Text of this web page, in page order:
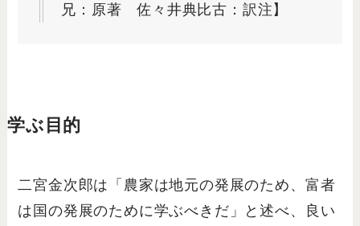
兄：原著 佐々井典比古：訳注】
学ぶ目的
二宮金次郎は「農家は地元の発展のため、富者
は国の発展のために学ぶべきだ」と述べ、良い